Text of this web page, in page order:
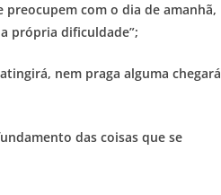
preocupem com o dia de amanhã,
própria dificuldade”;
nem praga alguma chegará
das coisas que se